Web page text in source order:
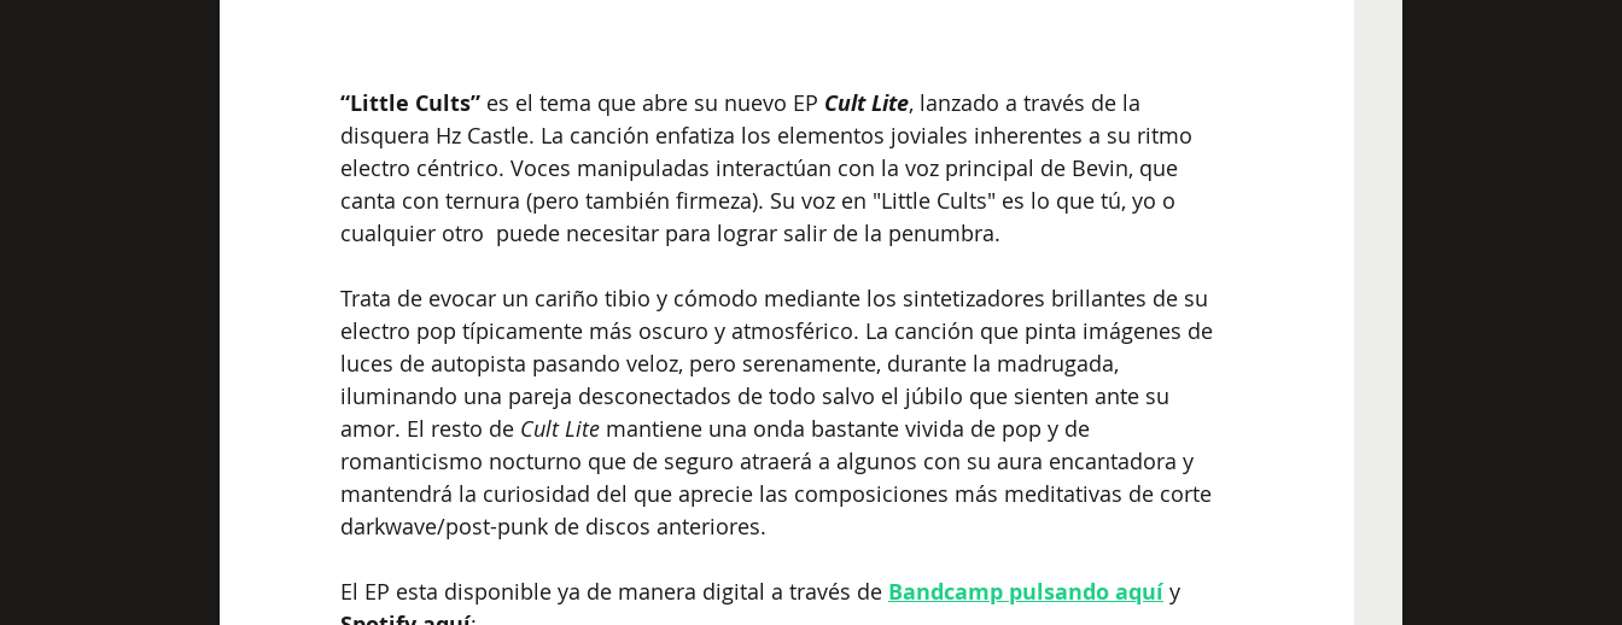
“Little Cults” es el tema que abre su nuevo EP Cult Lite, lanzado a través de la
disquera Hz Castle. La canción enfatiza los elementos joviales inherentes a su ritmo
electro céntrico. Voces manipuladas interactúan con la voz principal de Bevin, que
canta con ternura (pero también firmeza). Su voz en "Little Cults" es lo que tú, yo o
cualquier otro  puede necesitar para lograr salir de la penumbra.
Trata de evocar un cariño tibio y cómodo mediante los sintetizadores brillantes de su
electro pop típicamente más oscuro y atmosférico. La canción que pinta imágenes de
luces de autopista pasando veloz, pero serenamente, durante la madrugada,
iluminando una pareja desconectados de todo salvo el júbilo que sienten ante su
amor. El resto de Cult Lite mantiene una onda bastante vivida de pop y de
romanticismo nocturno que de seguro atraerá a algunos con su aura encantadora y
mantendrá la curiosidad del que aprecie las composiciones más meditativas de corte
darkwave/post-punk de discos anteriores.
El EP esta disponible ya de manera digital a través de Bandcamp pulsando aquí y